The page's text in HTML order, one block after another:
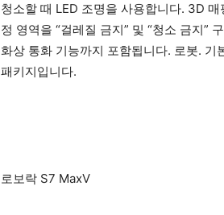
청소할 때 LED 조명을 사용합니다. 3D
정 영역을 “걸레질 금지” 및 “청소 금지”
화상 통화 기능까지 포함됩니다. 로봇.
패키지입니다.
로보락 S7 MaxV